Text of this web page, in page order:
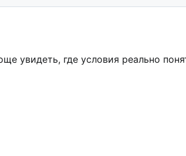
увидеть, где условия реально